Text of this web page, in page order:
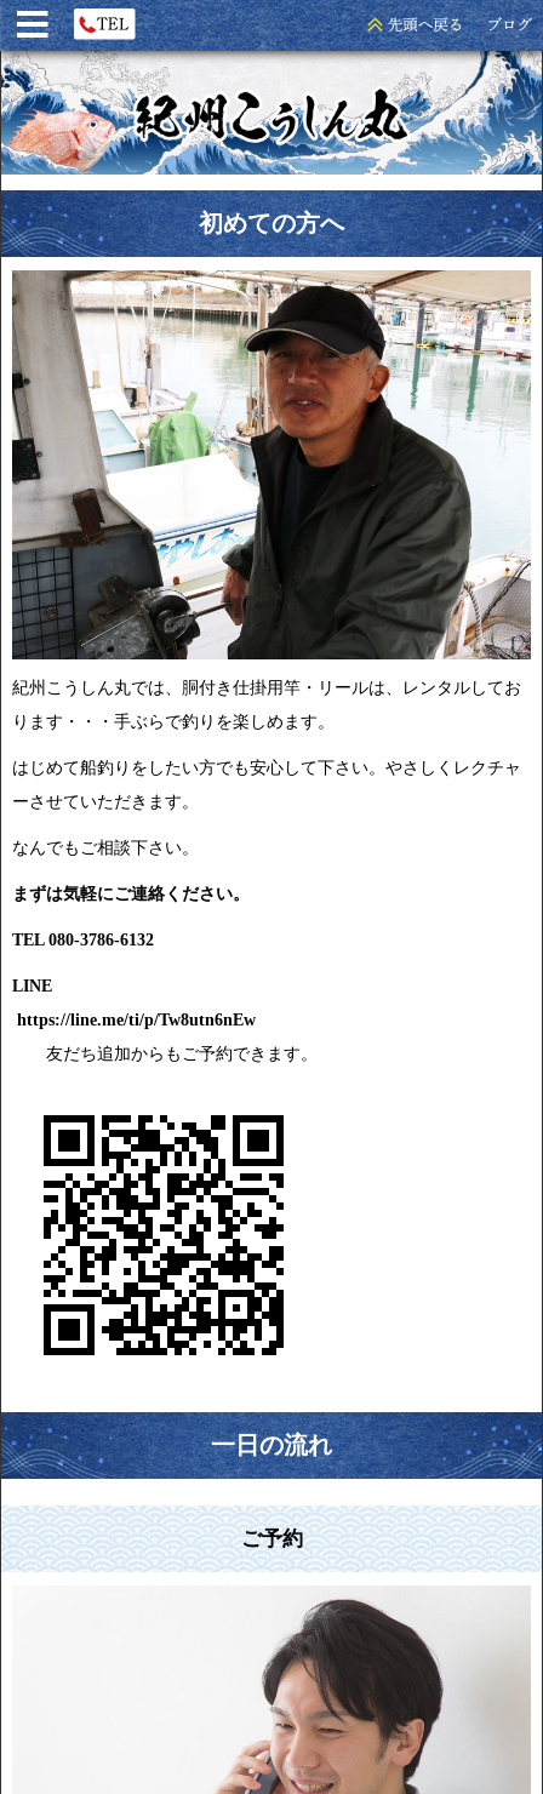
初めての方へ
紀州こうしん丸では、胴付き仕掛用竿・リールは、レンタルしてお
ります・・・手ぶらで釣りを楽しめます。
はじめて船釣りをしたい方でも安心して下さい。やさしくレクチャ
ーさせていただきます。
なんでもご相談下さい。
まずは気軽にご連絡ください。
TEL 080-3786-6132
LINE
https://line.me/ti/p/Tw8utn6nEw
友だち追加からもご予約できます。
一日の流れ
ご予約